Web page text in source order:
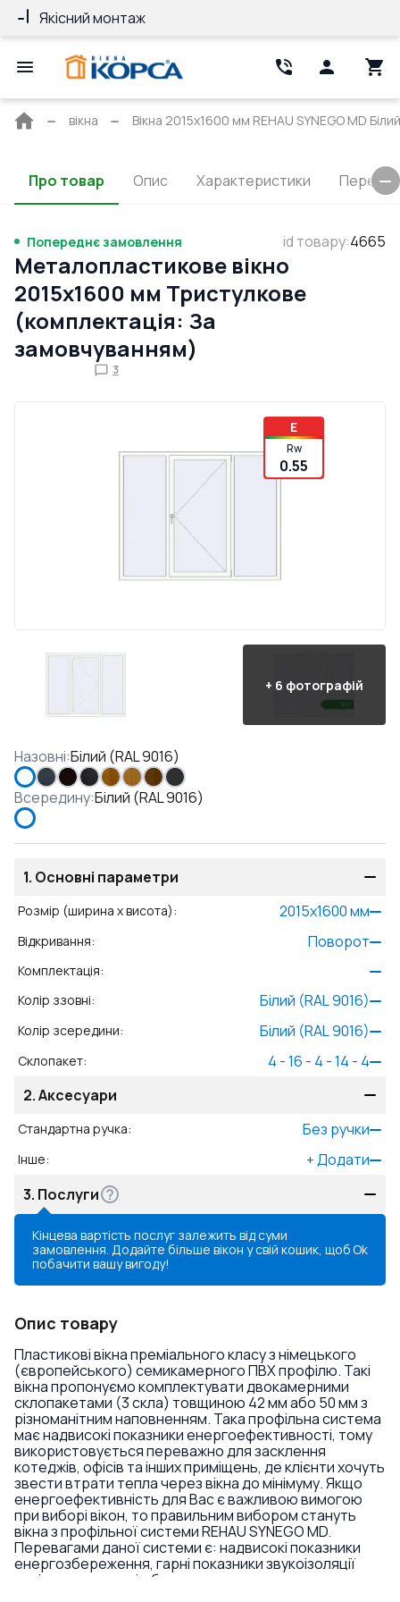
Якісний монтаж
Головна
вікна Вікна 2015x1600 мм REHAU SYNEGO MD
Про товар Опис Характеристики
Попереднє замовлення id товару:4665
Металопластикове вікно
2015x1600 мм Тристулкове
(комплектація: За
замовчуванням)
3
E
Rw
0.55
+ 6 фотографій
Назовні:Білий (RAL 9016)
Всередину:Білий (RAL 9016)
1. Основні параметри
Розмір (ширина x висота): 2015x1600мм
Відкривання: Поворот
Комплектація:
Колір ззовні: Білий (RAL 9016)
Колір зсередини: Білий (RAL 9016)
Склопакет:
4 - 16 - 4 - 14 - 4
2.Аксесуари
Стандартна ручка: Без ручки
Інше: +Додати
3. Послуги
Кінцева вартість послуг залежить від суми
замовлення. Додайте більше вікон у свій кошик, щоб
побачити вашу вигоду!
Ok
Опис товару
Пластикові вікна преміального класу з німецького
(європейського) семикамерного ПВХ профілю. Такі
вікна пропонуємо комплектувати двокамерними
склопакетами (3 скла) товщиною 42 мм або 50 мм з
різноманітним наповненням. Така профільна система
має надвисокі показники енергоефективності, тому
використовується переважно для засклення
котеджів, офісів та інших приміщень, де клієнти хочуть
звести втрати тепла через вікна до мінімуму. Якщо
енергоефективність для Вас є важливою вимогою
при виборі вікон, то правильним вибором стануть
вікна з профільної системи REHAU SYNEGO MD.
Перевагами даної системи є: надвисокі показники
енергозбереження, гарні показники звукоізоляції
навіть у комплекті з базовими склопакетами,